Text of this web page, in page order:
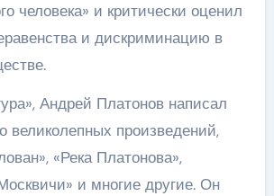
человека» и критически оценил
и дискриминацию в
Андрей Платонов написал
великолепных произведений,
«Река Платонова»,
и многие другие. Он